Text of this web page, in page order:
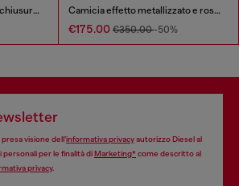
Camicia in misto lino con chiusura a portafoglio Camicia effetto metallizzato e rose sfocate
€175.00 €350.00-50%
visione dell’informativa privacyautorizzo Diesel al
per le finalità diMarketing*come descritto al
privacy.